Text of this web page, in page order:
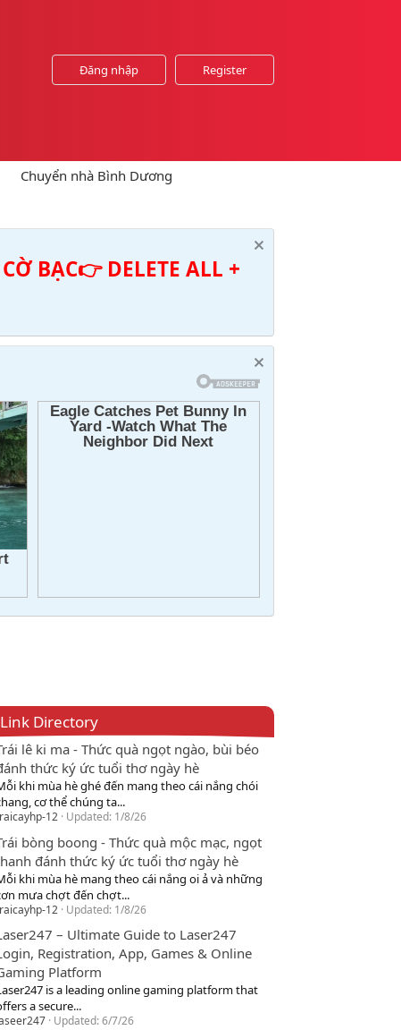
Đăng nhập Register
Chuyển nhà Bình Dương
BẠC👉 DELETE ALL +
Directory
lê ki ma - Thức quà ngọt ngào, bùi béo
thức ký ức tuổi thơ ngày hè
khi mùa hè ghé đến mang theo cái nắng chói
cơ thể chúng ta...
12 Updated: 1/8/26
bòng boong - Thức quà mộc mạc, ngọt
đánh thức ký ức tuổi thơ ngày hè
khi mùa hè mang theo cái nắng oi ả và những
mưa chợt đến chợt...
12 Updated: 1/8/26
– Ultimate Guide to Laser247
Registration, App, Games & Online
Platform
is a leading online gaming platform that
a secure...
Updated:6/7/26